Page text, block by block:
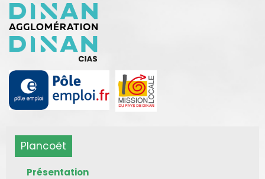
Plancoët
Présentation